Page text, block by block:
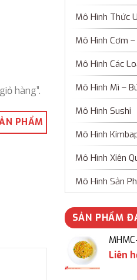
hàng”.
PHẨM
Mô Hình Thức
Mô Hình Cơm
Mô Hình Các
Mô Hình Mì –
Mô Hình Sushi
Mô Hình
Mô Hình Xiên
Mô Hình Sản
SẢN PHẨM
Liên